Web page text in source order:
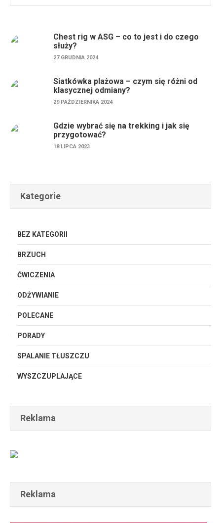
Chest rig w ASG – co to jest i do czego
służy?
27 GRUDNIA 2024
Siatkówka plażowa – czym się różni od
klasycznej odmiany?
29 PAŹDZIERNIKA 2024
Gdzie wybrać się na trekking i jak się
przygotować?
18 LIPCA 2023
Kategorie
BEZ KATEGORII
BRZUCH
ĆWICZENIA
ODŻYWIANIE
POLECANE
PORADY
SPALANIE TŁUSZCZU
WYSZCZUPLAJĄCE
Reklama
Reklama